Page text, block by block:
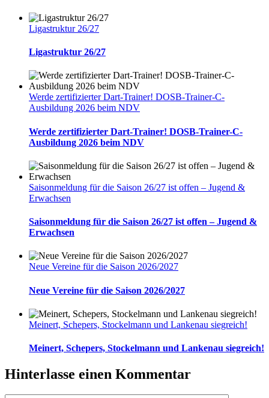
Ligastruktur 26/27
Ligastruktur 26/27
Werde zertifizierter Dart-Trainer! DOSB-Trainer-C-
Ausbildung 2026 beim NDV
Werde zertifizierter Dart-Trainer! DOSB-Trainer-C-
Ausbildung 2026 beim NDV
Saisonmeldung für die Saison 26/27 ist offen – Jugend &
Erwachsen
Saisonmeldung für die Saison 26/27 ist offen – Jugend &
Erwachsen
Neue Vereine für die Saison 2026/2027
Neue Vereine für die Saison 2026/2027
Meinert, Schepers, Stockelmann und Lankenau siegreich!
Meinert, Schepers, Stockelmann und Lankenau siegreich!
Hinterlasse einen Kommentar